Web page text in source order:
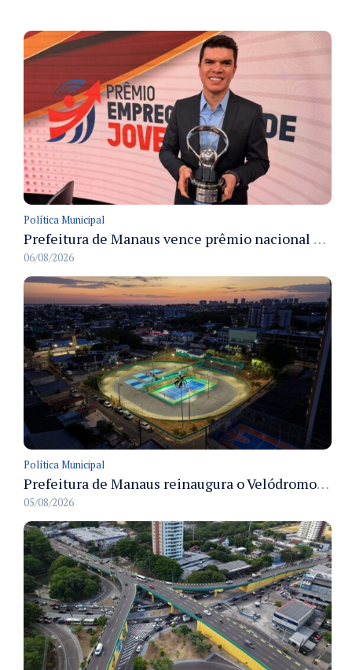
Política Municipal
Prefeitura de Manaus vence prêmio nacional na categoria Estágio e recebe troféu em São Paulo
06/08/2026
Política Municipal
Prefeitura de Manaus reinaugura o Velódromo Professora Alzira Campos e entrega espaço esportivo totalmente revitalizado
05/08/2026